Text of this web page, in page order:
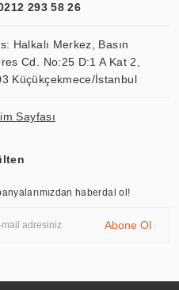
293 58 26
Halkalı Merkez, Basın
Cd. No:25 D:1 A Kat 2,
Küçükçekmece/İstanbul
Sayfası
haberdal ol!
Abone Ol